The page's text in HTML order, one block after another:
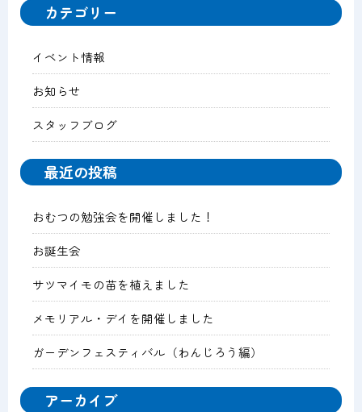
カテゴリー
イベント情報
お知らせ
スタッフブログ
最近の投稿
おむつの勉強会を開催しました！
お誕生会
サツマイモの苗を植えました
メモリアル・デイを開催しました
ガーデンフェスティバル（わんじろう編）
アーカイブ